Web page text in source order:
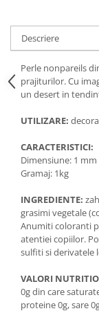
Descriere
Perle nonpareils
prajiturilor. Cu
un desert in
UTILIZARE:
CARACTERISTICI:
Dimensiune: 1 mm
Gramaj: 1kg
INGREDIENTE:
grasimi vegetale
Anumiti coloranti
atentiei copiilor.
sulfiti si derivatele
VALORI
0g din care
proteine 0g, sare